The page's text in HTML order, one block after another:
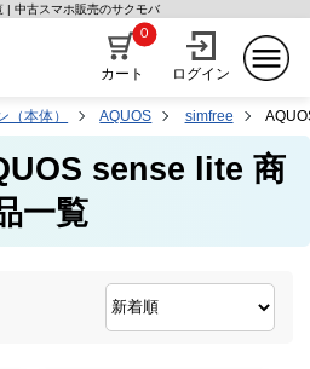
| 中古スマホ販売のサクモバ
カート
0
ログイン
（本体） AQUOS simfree
sense lite 商
一覧